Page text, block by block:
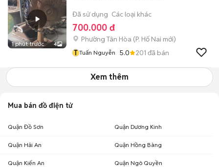
1 phút trước 4
Đã sử dụng Các loại khác
700.000 đ
Phường Tân Hòa (P. Hố Nai mới)
T Tuấn Nguyễn 5.0 201 đã bán
Xem thêm
Mua bán đồ điện tử
Quận Đồ Sơn Quận Dương Kinh
Quận Hải An Quận Hồng Bàng
Quận Kiến An Quận Ngô Quyền